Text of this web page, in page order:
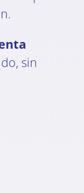
sin